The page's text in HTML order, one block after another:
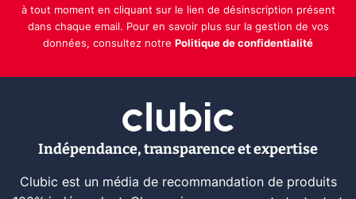
à tout moment en cliquant sur le lien de désinscription présent
dans chaque email. Pour en savoir plus sur la gestion de vos
données, consultez notre Politique de confidentialité
Indépendance, transparence et expertise
Clubic est un média de recommandation de produits